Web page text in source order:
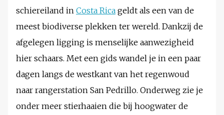
schiereiland in Costa Rica geldt als een van de
meest biodiverse plekken ter wereld. Dankzij de
afgelegen ligging is menselijke aanwezigheid
hier schaars. Met een gids wandel je in een paar
dagen langs de westkant van het regenwoud
naar rangerstation San Pedrillo. Onderweg zie je
onder meer stierhaaien die bij hoogwater de